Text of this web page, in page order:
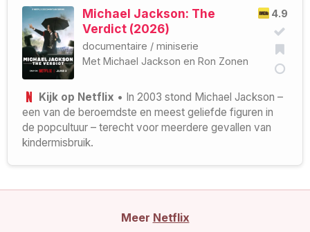
4.9
Michael Jackson: The
Verdict (2026)
documentaire / miniserie
Met Michael Jackson en Ron Zonen
Kijk op Netflix • In 2003 stond Michael Jackson –
een van de beroemdste en meest geliefde figuren in
de popcultuur – terecht voor meerdere gevallen van
kindermisbruik.
Meer Netflix